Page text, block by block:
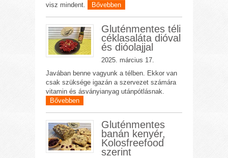
visz mindent.
Bővebben
Gluténmentes téli
céklasaláta dióval
és dióolajjal
2025. március 17.
Javában benne vagyunk a télben. Ekkor van
csak szüksége igazán a szervezet számára
vitamin és ásványianyag utánpótlásnak.
Bővebben
Gluténmentes
banán kenyér,
Kolosfreefood
szerint